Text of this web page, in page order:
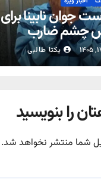
جوان نابینا برای
چشم ضارب
یکتا طالبی
را بنویسید
شما منتشر نخواهد شد.